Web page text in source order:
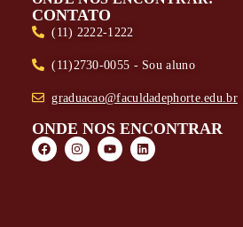
CONTATO
(11) 2222-1222
(11)2730-0055 - Sou aluno
graduacao@faculdadephorte.edu.br
ONDE NOS ENCONTRAR